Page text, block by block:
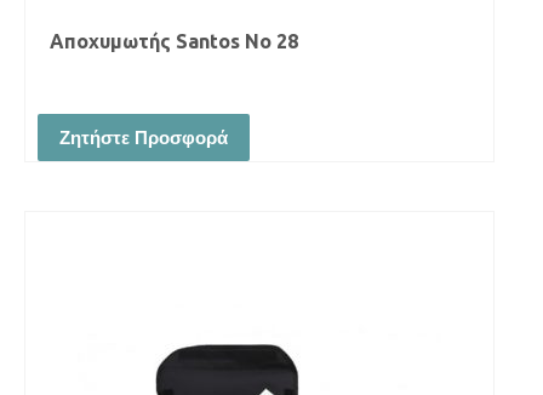
Αποχυμωτής Santos No 28
Ζητήστε Προσφορά